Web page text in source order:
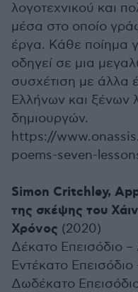
λογοτεχνικού και
μέσα στο οποίο
έργα. Κάθε ποίημα
οδηγεί σε μια
συσχέτιση με άλλα
Ελλήνων και ξένων
δημιουργών.
https://
poems-seven-
Simon Critchley,
της σκέψης του
Χρόνος (2020)
Δέκατο Επεισόδιο
Εντέκατο
Δωδέκατο